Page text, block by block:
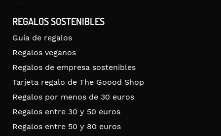
REGALOS SOSTENIBLES
Guía de regalos
Regalos veganos
Regalos de empresa sostenibles
Tarjeta regalo de The Goood Shop
Regalos por menos de 30 euros
Regalos entre 30 y 50 euros
Regalos entre 50 y 80 euros